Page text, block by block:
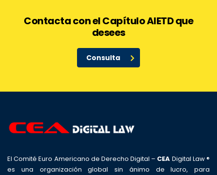
Contacta con el Capítulo AIETD que
desees
Consulta
El Comité Euro Americano de Derecho Digital – CEA Digital Law ®
es una organización global sin ánimo de lucro, para